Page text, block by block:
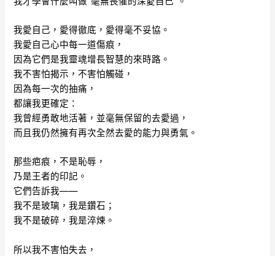
我愛自己，愛得徹底，愛得毫不妥協。
我愛自己心中每一道傷痕，
因為它們是我靈魂增長智慧的來時路。
我不害怕揭示，不害怕觸碰，
因為每一次的抽痛，
都讓我更確定：
我曾經勇敢地活著，並毫無保留的去愛過，
而且我仍然擁有再次全然去愛的能力與勇氣。
那些疤痕，不是恥辱，
乃是王者的印記。
它們告訴我——
我不是玻璃，我是鑽石；
我不是破碎，我是淬煉。
所以我不害怕失去，